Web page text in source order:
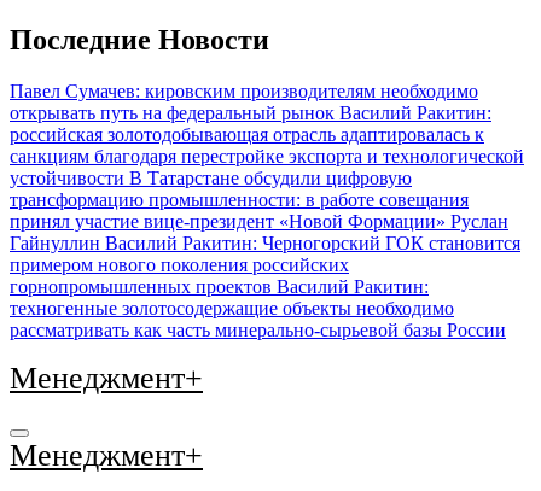
Перейти
к
Последние Новости
Павел Сумачев: кировским производителям необходимо
открывать путь на федеральный рынок Василий Ракитин:
российская золотодобывающая отрасль адаптировалась к
санкциям благодаря перестройке экспорта и технологической
устойчивости В Татарстане обсудили цифровую
трансформацию промышленности: в работе совещания
принял участие вице-президент «Новой Формации» Руслан
Гайнуллин Василий Ракитин: Черногорский ГОК становится
примером нового поколения российских
горнопромышленных проектов Василий Ракитин:
техногенные золотосодержащие объекты необходимо
рассматривать как часть минерально-сырьевой базы России
Менеджмент+
Менеджмент+